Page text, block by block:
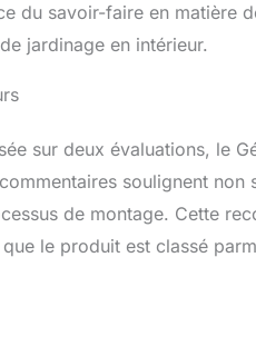
du savoir-faire en matière
jardinage en intérieur.
sur deux évaluations, le
soulignent
de montage. Cette
le produit est classé